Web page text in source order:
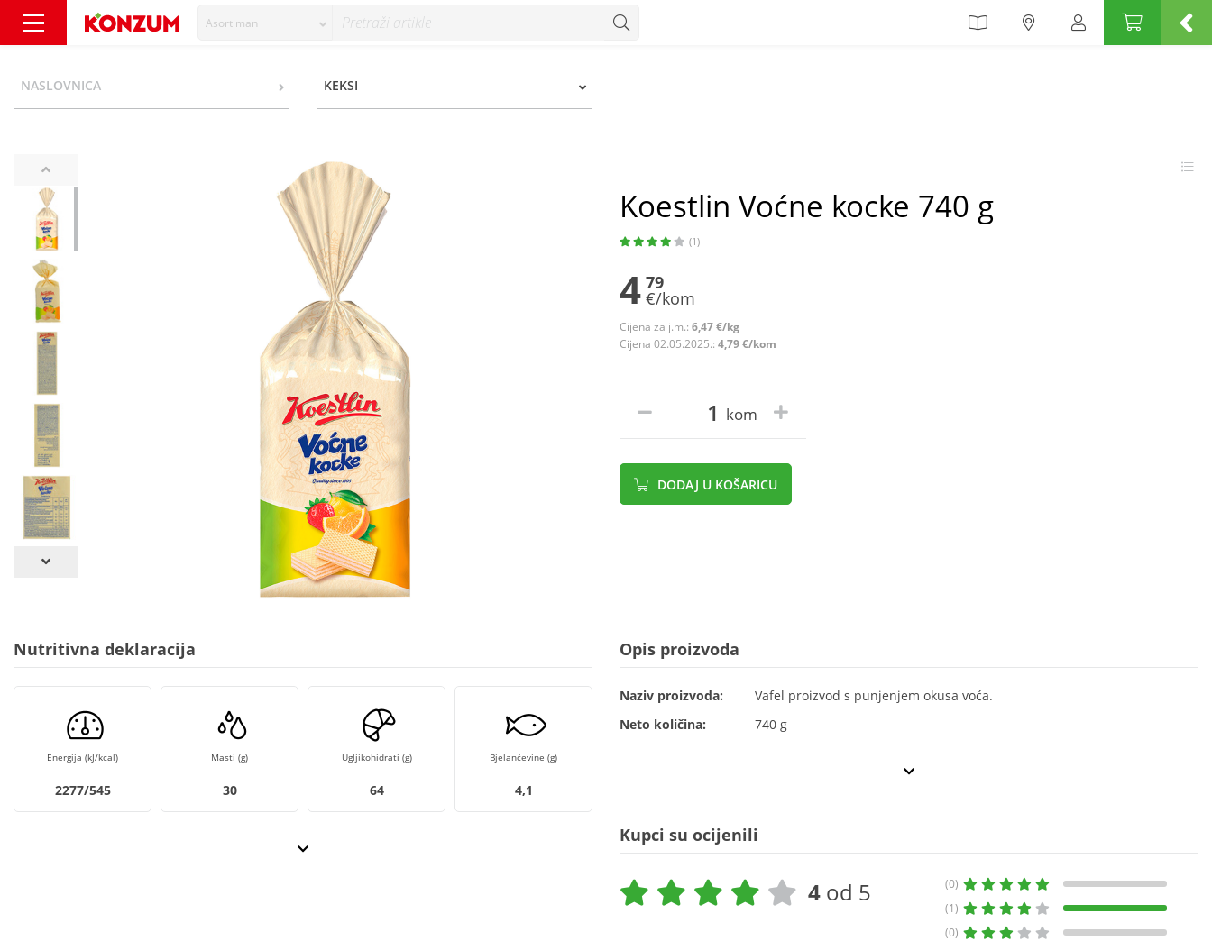
Asortiman
NASLOVNICA KEKSI
Koestlin Voćne kocke 740 g
(1)
4 79
€/kom
Cijena za j.m.: 6,47 €/kg
Cijena 02.05.2025.: 4,79 €/kom
kom
DODAJ U KOŠARICU
Nutritivna deklaracija
Energija (kJ/kcal)
2277/545
Masti (g)
30
Ugljikohidrati (g)
64
Bjelančevine (g)
4,1
Opis proizvoda
Naziv proizvoda:
Vafel proizvod s punjenjem okusa voća.
Neto količina:
740 g
Kupci su ocijenili
4 od 5
(0)
(1)
(0)